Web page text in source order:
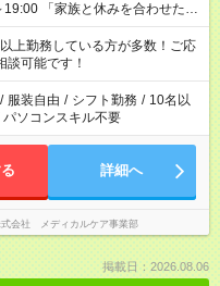
合わせた
がしたい」 「できれば残業はし
いね。 ※Wワーク希望
勤務時間と、もう1つのお仕事
超える場合は応募できません。
上勤務している方が多数！ご応
可能です！
/ 服装自由 / シフト勤務 / 10名以
パソコンスキル不要
詳細へ
式会社 メディカルケア事業部
掲載日：2026.08.06